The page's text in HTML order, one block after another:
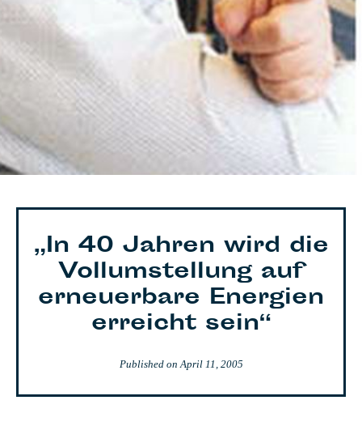
„In 40 Jahren wird die
Vollumstellung auf
erneuerbare Energien
erreicht sein“
Published onApril 11, 2005